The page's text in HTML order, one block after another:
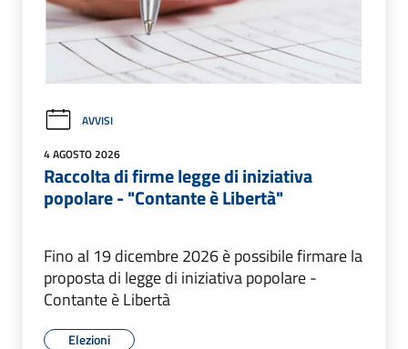
AVVISI
4 AGOSTO 2026
Raccolta di firme legge di iniziativa
popolare - "Contante è Libertà"
Fino al 19 dicembre 2026 è possibile firmare la
proposta di legge di iniziativa popolare -
Contante è Libertà
Elezioni